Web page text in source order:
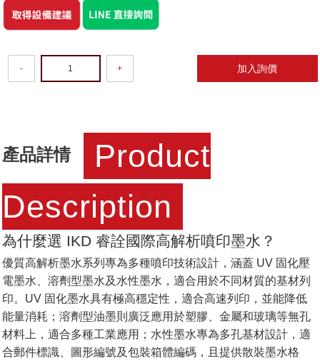
- + 加入詢價
產品詳情
Product
Description
為什麼選 IKD 睿詮國際高解析噴印墨水？
優質高解析墨水系列專為多種噴印技術設計，涵蓋 UV 固化壓
電墨水、溶劑型墨水及水性墨水，適合用於不同材質的基材列
印。UV 固化墨水具有極高穩定性，適合高速列印，並能降低
能量消耗；溶劑型油墨則廣泛應用於塑膠、金屬和玻璃等無孔
材料上，適合多種工業應用；水性墨水專為多孔基材設計，適
合郵件標識、圖形編號及包裝箱體編碼，且提供散裝墨水格